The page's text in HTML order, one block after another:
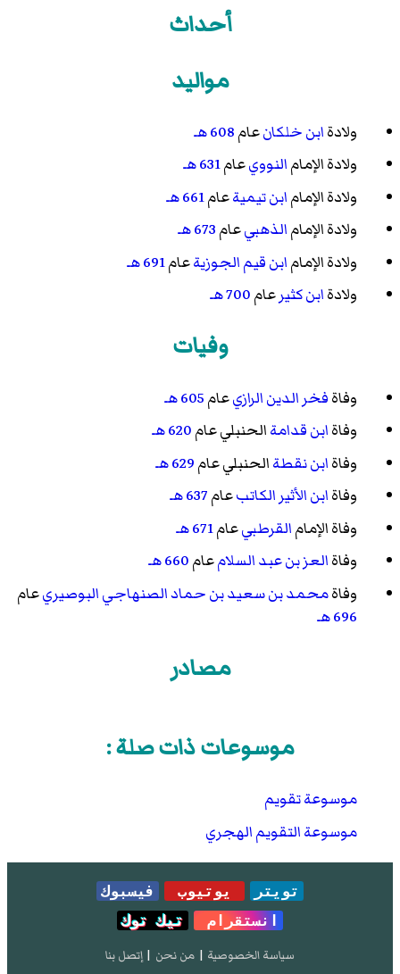
أحداث
مواليد
ولادةابن خلكانعام608 هـ
ولادة الإمامالنوويعام631 هـ
ولادة الإمامابن تيميةعام661 هـ
ولادة الإمامالذهبيعام673 هـ
ولادة الإمامابن قيم الجوزيةعام691 هـ
ولادةابن كثيرعام700 هـ
وفيات
وفاةفخر الدين الرازيعام605 هـ
وفاةابن قدامةالحنبلي عام620 هـ
وفاةابن نقطةالحنبلي عام629 هـ
وفاةابن الأثير الكاتبعام637 هـ
وفاة الإمامالقرطبيعام671 هـ
وفاةالعز بن عبد السلامعام660 هـ
وفاةمحمد بن سعيد بن حماد الصنهاجي البوصيريعام
696 هـ
مصادر
موسوعات ذات صلة :
موسوعة تقويم
موسوعة التقويم الهجري
تويتر يوتيوب
فيسبوك
انستقرام
تيك توك
سياسة الخصوصية | من نحن | إتصل بنا